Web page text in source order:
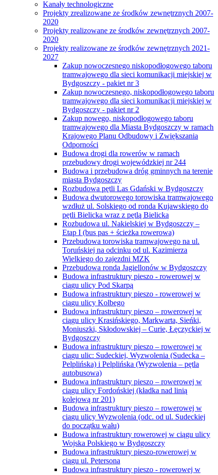
Kanały technologiczne
Projekty zrealizowane ze środków zewnętrznych 2007-
2020
Projekty realizowane ze środków zewnętrznych 2007-
2020
Projekty realizowane ze środków zewnętrznych 2021-
2027
Zakup nowoczesnego niskopodłogowego taboru
tramwajowego dla sieci komunikacji miejskiej w
Bydgoszczy - pakiet nr 3
Zakup nowoczesnego, niskopodłogowego taboru
tramwajowego dla sieci komunikacji miejskiej w
Bydgoszczy - pakiet nr 2
Zakup nowego, niskopodłogowego taboru
tramwajowego dla Miasta Bydgoszczy w ramach
Krajowego Planu Odbudowy i Zwiększania
Odporności
Budowa drogi dla rowerów w ramach
przebudowy drogi wojewódzkiej nr 244
Budowa i przebudowa dróg gminnych na terenie
miasta Bydgoszczy
Rozbudowa pętli Las Gdański w Bydgoszczy
Budowa dwutorowego torowiska tramwajowego
wzdłuż ul. Solskiego od ronda Kujawskiego do
pętli Bielicka wraz z pętlą Bielicka
Rozbudowa ul. Nakielskiej w Bydgoszczy –
Etap I (bus pas + ścieżka rowerowa)
Przebudowa torowiska tramwajowego na ul.
Toruńskiej na odcinku od ul. Kazimierza
Wielkiego do zajezdni MZK
Przebudowa ronda Jagiellonów w Bydgoszczy
Budowa infrastruktury pieszo - rowerowej w
ciągu ulicy Pod Skarpą
Budowa infrastruktury pieszo - rowerowej w
ciągu ulicy Kolbego
Budowa infrastruktury pieszo – rowerowej w
ciągu ulicy Krasińskiego, Markwarta, Sieńki,
Moniuszki, Skłodowskiej – Curie, Łęczyckiej w
Bydgoszczy
Budowa infrastruktury pieszo – rowerowej w
ciągu ulic: Sudeckiej, Wyzwolenia (Sudecka –
Pelplińska) i Pelplińska (Wyzwolenia – pętla
autobusowa)
Budowa infrastruktury pieszo – rowerowej w
ciągu ulicy Fordońskiej (kładka nad linią
kolejową nr 201)
Budowa infrastruktury pieszo – rowerowej w
ciągu ulicy Wyzwolenia (odc. od ul. Sudeckiej
do początku wału)
Budowa infrastruktury rowerowej w ciągu ulicy
Wojska Polskiego w Bydgoszczy
Budowa infrastruktury pieszo-rowerowej w
ciągu ul. Petersona
Budowa infrastruktury pieszo - rowerowej w